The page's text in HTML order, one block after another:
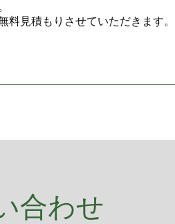
見積もりさせていただきます。
合わせ